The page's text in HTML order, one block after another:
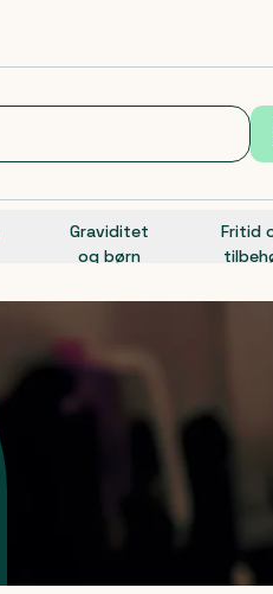
Graviditet
og børn
Fritid